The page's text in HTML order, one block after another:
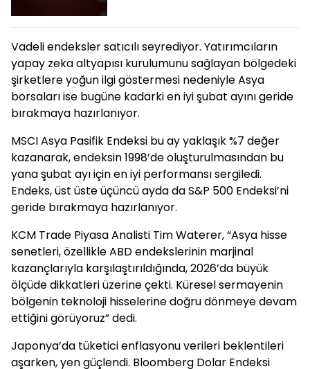
Vadeli endeksler satıcılı seyrediyor. Yatırımcıların
yapay zeka altyapısı kurulumunu sağlayan bölgedeki
şirketlere yoğun ilgi göstermesi nedeniyle Asya
borsaları ise bugüne kadarki en iyi şubat ayını geride
bırakmaya hazırlanıyor.
MSCI Asya Pasifik Endeksi bu ay yaklaşık %7 değer
kazanarak, endeksin 1998’de oluşturulmasından bu
yana şubat ayı için en iyi performansı sergiledi.
Endeks, üst üste üçüncü ayda da S&P 500 Endeksi’ni
geride bırakmaya hazırlanıyor.
KCM Trade Piyasa Analisti Tim Waterer, “Asya hisse
senetleri, özellikle ABD endekslerinin marjinal
kazançlarıyla karşılaştırıldığında, 2026’da büyük
ölçüde dikkatleri üzerine çekti. Küresel sermayenin
bölgenin teknoloji hisselerine doğru dönmeye devam
ettiğini görüyoruz” dedi.
Japonya’da tüketici enflasyonu verileri beklentileri
aşarken, yen güçlendi. Bloomberg Dolar Endeksi